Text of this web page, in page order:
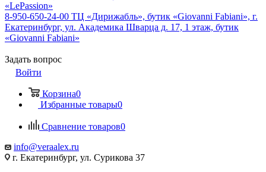
«LePassion»
8-950-650-24-00 ТЦ «Дирижабль», бутик «Giovanni Fabiani», г.
Екатеринбург, ул. Академика Шварца д. 17, 1 этаж, бутик
«Giovanni Fabiani»
Задать вопрос
Войти
Корзина0
Избранные товары0
Сравнение товаров0
info@veraalex.ru
г. Екатеринбург, ул. Сурикова 37